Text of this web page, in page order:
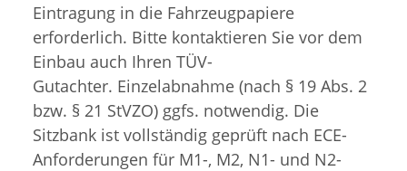
Eintragung in die Fahrzeugpapiere
erforderlich. Bitte kontaktieren Sie vor dem
Einbau auch Ihren TÜV-
Gutachter. Einzelabnahme (nach § 19 Abs. 2
bzw. § 21 StVZO) ggfs. notwendig. Die
Sitzbank ist vollständig geprüft nach ECE-
Anforderungen für M1-, M2, N1- und N2-